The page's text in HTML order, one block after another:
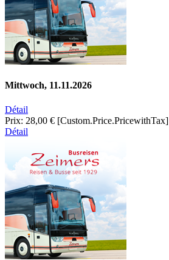
Mittwoch, 11.11.2026
Détail
Prix: 28,00 € [Custom.Price.PricewithTax]
Détail